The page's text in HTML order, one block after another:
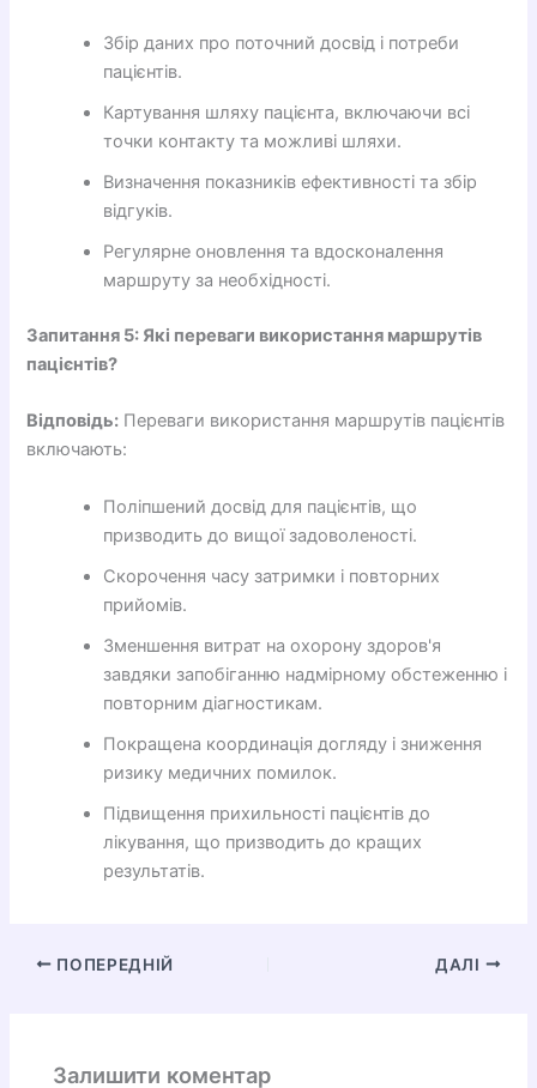
Збір даних про поточний досвід і потреби
пацієнтів.
Картування шляху пацієнта, включаючи всі
точки контакту та можливі шляхи.
Визначення показників ефективності та збір
відгуків.
Регулярне оновлення та вдосконалення
маршруту за необхідності.
Запитання 5: Які переваги використання маршрутів
пацієнтів?
Відповідь: Переваги використання маршрутів пацієнтів
включають:
Поліпшений досвід для пацієнтів, що
призводить до вищої задоволеності.
Скорочення часу затримки і повторних
прийомів.
Зменшення витрат на охорону здоров'я
завдяки запобіганню надмірному обстеженню і
повторним діагностикам.
Покращена координація догляду і зниження
ризику медичних помилок.
Підвищення прихильності пацієнтів до
лікування, що призводить до кращих
результатів.
ПОПЕРЕДНІЙ ДАЛІ
Залишити коментар